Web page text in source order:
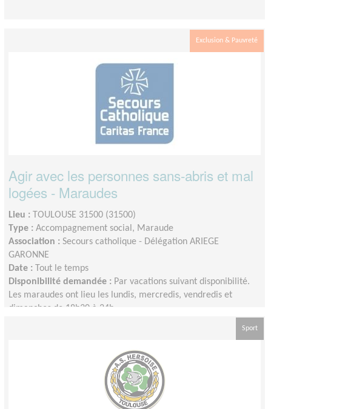
Exclusion & Pauvreté
Agir avec les personnes sans-abris et mal
logées - Maraudes
Lieu :
TOULOUSE 31500 (31500)
Type : Accompagnement social, Maraude
Association : Secours catholique - Délégation ARIEGE
GARONNE
Date :
Tout le temps
Disponibilité demandée : Par vacations suivant disponibilité.
Les maraudes ont lieu les lundis, mercredis, vendredis et
dimanches de 18h30 à 24h
Sport